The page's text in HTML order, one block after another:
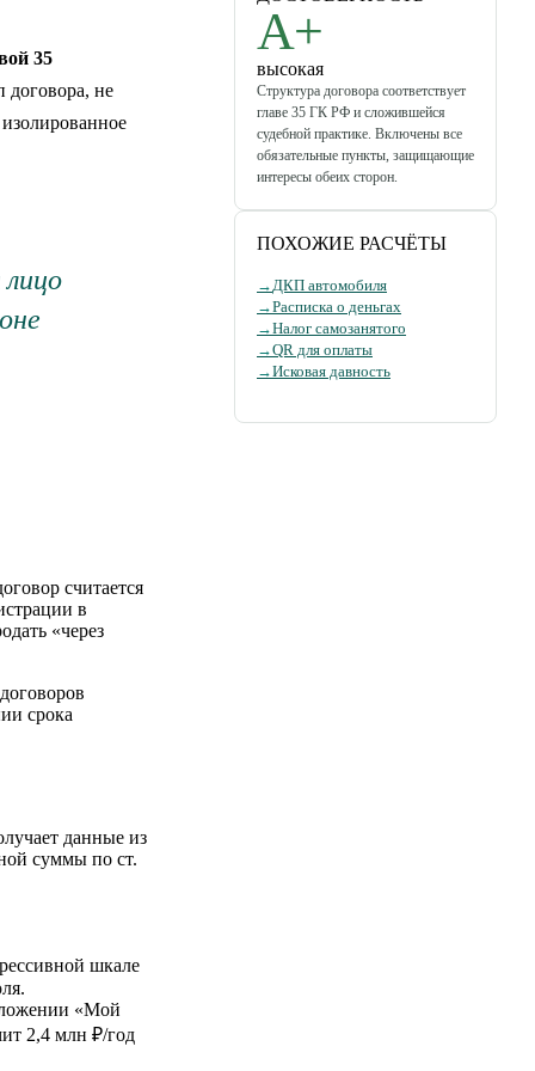
35
не
считается
в
«через
срока
данные из
суммы по ст.
шкале
«Мой
2,4 млн ₽/год
A+
высокая
Структура договора соответствует
главе 35 ГК РФ и сложившейся
судебной практике. Включены все
обязательные пункты, защищающие
интересы обеих сторон.
ПОХОЖИЕ РАСЧЁТЫ
→ДКП автомобиля
→Расписка о деньгах
→Налог самозанятого
→QR для оплаты
→Исковая давность